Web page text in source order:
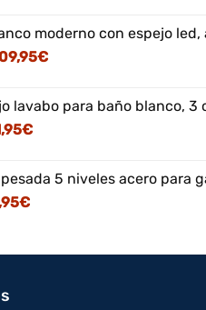
moderno con espejo led,
€El
es:
lavabo para baño blanco,
€El
es: 5 niveles acero para
€El
es: